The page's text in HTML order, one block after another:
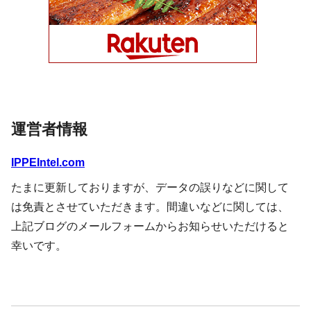
運営者情報
IPPEIntel.com
たまに更新しておりますが、データの誤りなどに関して
は免責とさせていただきます。間違いなどに関しては、
上記ブログのメールフォームからお知らせいただけると
幸いです。